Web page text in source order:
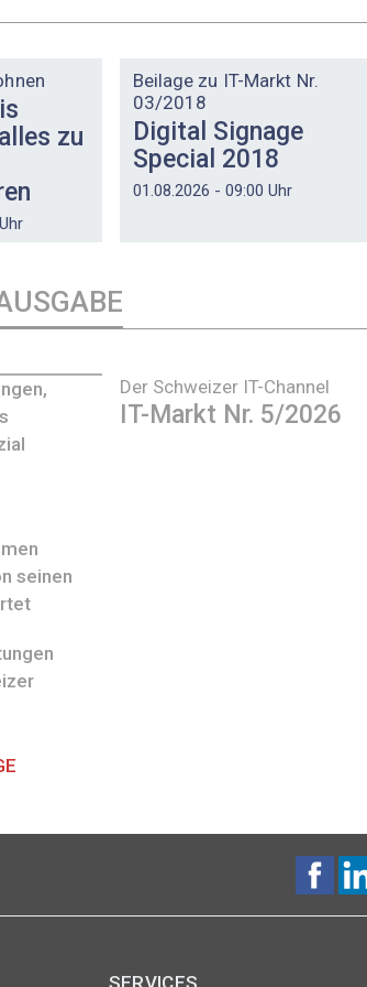
zu
Beilage zu IT-Markt Nr.
03/2018
Digital Signage
Special 2018
01.08.2026 - 09:00 Uhr
Der Schweizer IT-Channel
IT-Markt Nr. 5/2026
seinen
SERVICES